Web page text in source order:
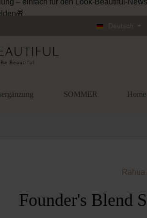
34.95€ (DE und AT)
Deutsch
SOMMER
Founder's Blend